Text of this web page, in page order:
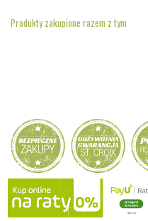
Produkty zakupione razem z tym